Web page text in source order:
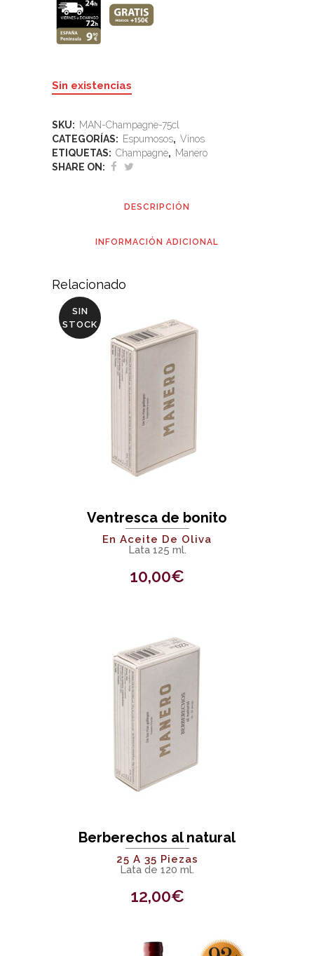
Sin existencias
SKU: MAN-Champagne-75cl
CATEGORÍAS: Espumosos, Vinos
ETIQUETAS: Champagne, Manero
SHARE ON:
DESCRIPCIÓN
INFORMACIÓN ADICIONAL
Relacionado
SIN
STOCK
Ventresca de bonito
En Aceite De Oliva
Lata 125 ml.
10,00€
Berberechos al natural
25 A 35 Piezas
Lata de 120 ml.
12,00€